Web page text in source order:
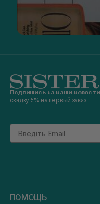
Подпишись на наши новости
скидку 5% на первый заказ
Email
ПОМОЩЬ